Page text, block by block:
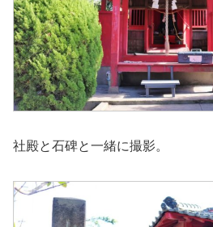
社殿と石碑と一緒に撮影。